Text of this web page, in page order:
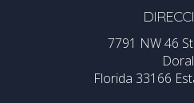
7791 NW 46
Florida 33166